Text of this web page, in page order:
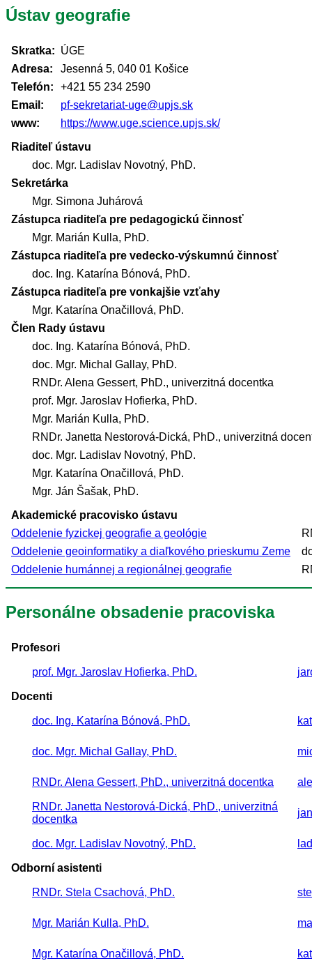
Ústav geografie
Skratka: ÚGE
Adresa:
Jesenná 5, 040 01 Košice
Telefón:
+421 55 234 2590
Email:
pf-sekretariat-uge@upjs.sk
www:
https://www.uge.science.upjs.sk/
Riaditeľ ústavu
doc. Mgr. Ladislav Novotný, PhD.
Sekretárka
Mgr. Simona Juhárová
Zástupca riaditeľa pre pedagogickú činnosť
Mgr. Marián Kulla, PhD.
Zástupca riaditeľa pre vedecko-výskumnú činnosť
doc. Ing. Katarína Bónová, PhD.
Zástupca riaditeľa pre vonkajšie vzťahy
Mgr. Katarína Onačillová, PhD.
Člen Rady ústavu
doc. Ing. Katarína Bónová, PhD.
doc. Mgr. Michal Gallay, PhD.
RNDr. Alena Gessert, PhD., univerzitná docentka
prof. Mgr. Jaroslav Hofierka, PhD.
Mgr. Marián Kulla, PhD.
RNDr. Janetta Nestorová-Dická, PhD., univerzitná
doc. Mgr. Ladislav Novotný, PhD.
Mgr. Katarína Onačillová, PhD.
Mgr. Ján Šašak, PhD.
Akademické pracovisko ústavu
Oddelenie fyzickej geografie a geológie
Oddelenie geoinformatiky a diaľkového prieskumu Zeme
Oddelenie humánnej a regionálnej geografie
Personálne obsadenie pracoviska
Profesori
prof. Mgr. Jaroslav Hofierka, PhD.
Docenti
doc. Ing. Katarína Bónová, PhD.
doc. Mgr. Michal Gallay, PhD.
RNDr. Alena Gessert, PhD., univerzitná docentka
RNDr. Janetta Nestorová-Dická, PhD., univerzitná
docentka
doc. Mgr. Ladislav Novotný, PhD.
Odborní asistenti
RNDr. Stela Csachová, PhD.
Mgr. Marián Kulla, PhD.
Mgr. Katarína Onačillová, PhD.